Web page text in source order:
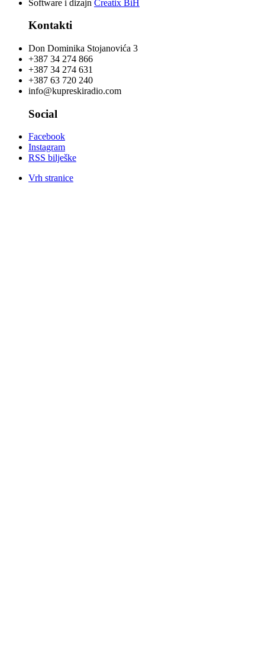
Software i dizajn Creatix BiH
Kontakti
Don Dominika Stojanovića 3
+387 34 274 866
+387 34 274 631
+387 63 720 240
info@kupreskiradio.com
Social
Facebook
Instagram
RSS bilješke
Vrh stranice